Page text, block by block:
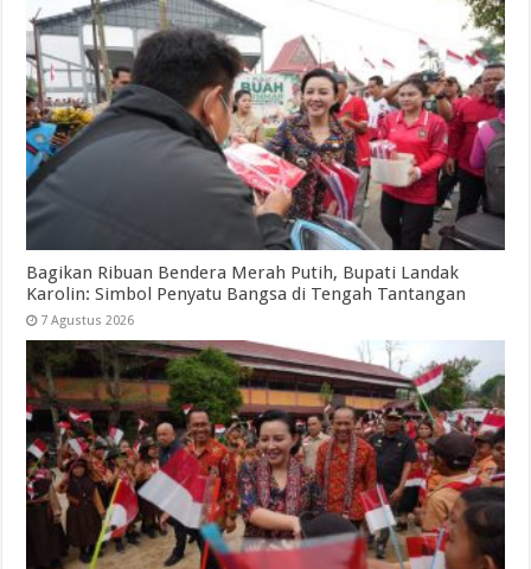
Bagikan Ribuan Bendera Merah Putih, Bupati Landak
Karolin: Simbol Penyatu Bangsa di Tengah Tantangan
7 Agustus 2026